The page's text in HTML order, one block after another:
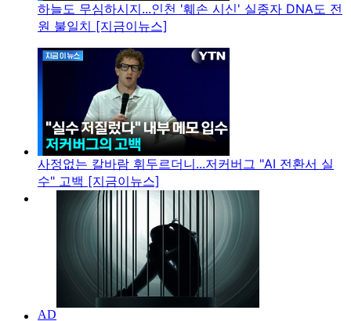
하늘도 무심하시지...인천 '훼손 시신' 실종자 DNA도 전
원 불일치 [지금이뉴스]
사정없는 칼바람 휘두르더니...저커버그 "AI 전환서 실
수" 고백 [지금이뉴스]